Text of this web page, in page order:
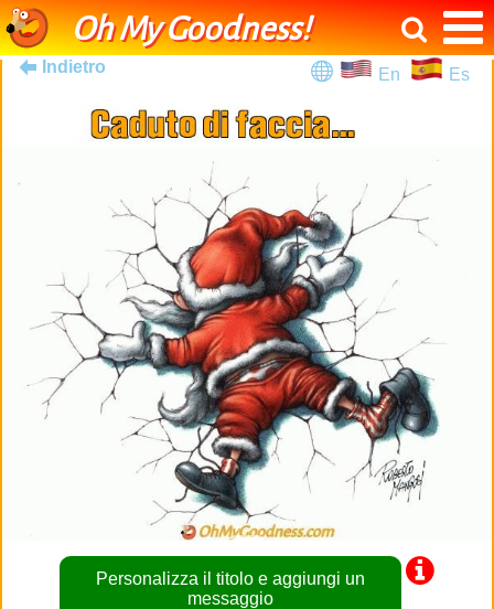
Oh My Goodness!
Indietro En Es
Personalizza il titolo e aggiungi un
messaggio